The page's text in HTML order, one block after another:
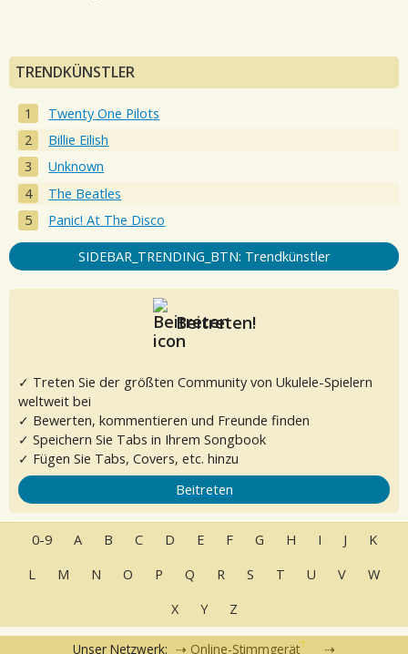
TRENDKÜNSTLER
Twenty One Pilots
Billie Eilish
Unknown
The Beatles
Panic! At The Disco
SIDEBAR_TRENDING_BTN: Trendkünstler
Beitreten!
✓ Treten Sie der größten Community von Ukulele-Spielern
weltweit bei
✓ Bewerten, kommentieren und Freunde finden
✓ Speichern Sie Tabs in Ihrem Songbook
✓ Fügen Sie Tabs, Covers, etc. hinzu
Beitreten
0-9 A B C D E F G H I J
K
L
M N O P Q R S T U V
W
X
Y Z
Unser Netzwerk: Online-Stimmgerät